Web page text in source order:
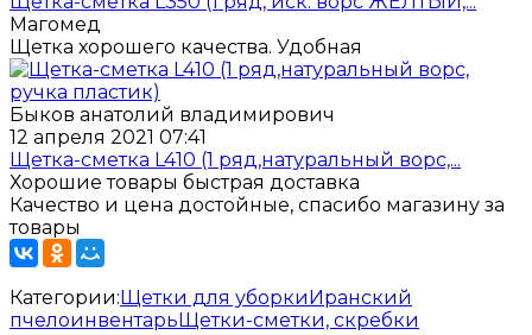
Магомед
Щетка хорошего качества. Удобная
Быков анатолий владимирович
12 апреля 2021 07:41
Щетка-сметка L410 (1 ряд,натуральный ворс,...
Хорошие товары быстрая доставка
Качество и цена достойные, спасибо магазину за
товары
Категории:Щетки для уборкиИранский
пчелоинвентарьЩетки-сметки, скребки